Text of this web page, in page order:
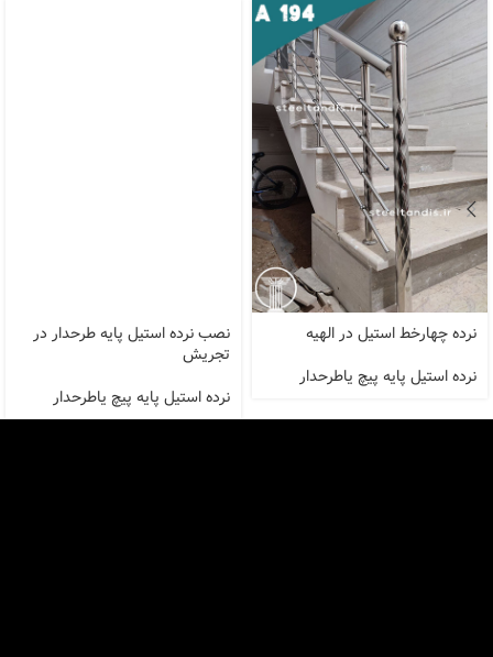
نرده چهارخط استیل در الهیه
نرده استیل پایه پیچ یاطرحدار
نصب نرده استیل پایه طرحدار در
تجریش
نرده استیل پایه پیچ یاطرحدار